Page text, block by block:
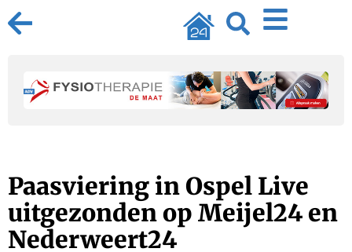
Paasviering in Ospel Live
uitgezonden op Meijel24 en
Nederweert24